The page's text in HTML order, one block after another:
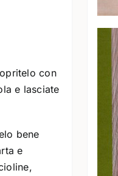
con
e lasciate
bene
e